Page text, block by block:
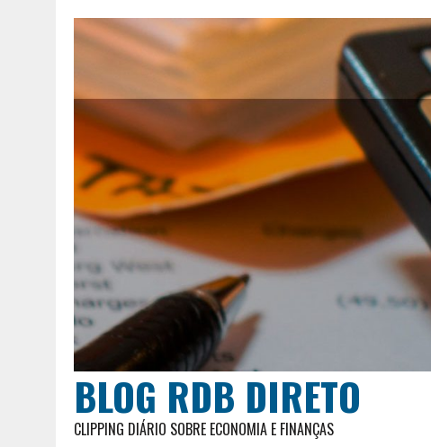
BLOG RDB DIRETO
CLIPPING DIÁRIO SOBRE ECONOMIA E FINANÇAS